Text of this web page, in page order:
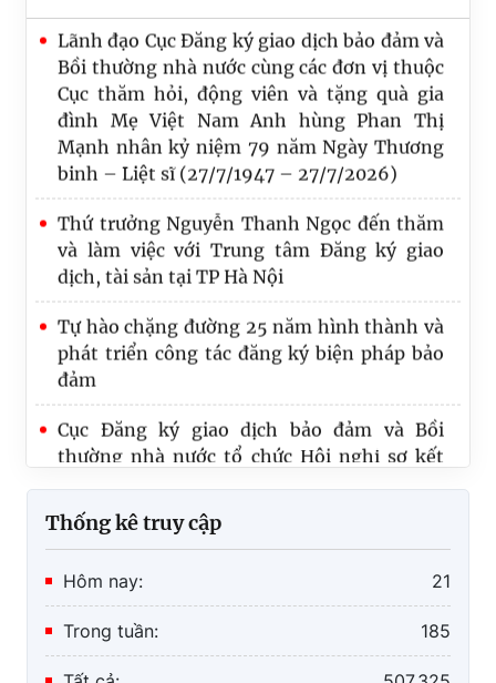
Quốc hội thảo luận ở tổ về dự án Luật sửa
đổi, bổ sung một số điều của Luật Trách
nhiệm bồi thường của Nhà nước
Đoàn kiểm tra của Bộ Tư pháp làm việc tại
Hưng Yên về công tác đăng ký biện pháp
bảo đảm và bồi thường nhà nước
Chi bộ Trung tâm Đăng ký giao dịch, tài sản
tại TP. Hồ Chí Minh được Ban Thường vụ
Đảng ủy Chính phủ tặng Bằng khen
Tập huấn pháp luật về bảo đảm thực hiện
nghĩa vụ, đăng ký biện pháp bảo đảm bằng
động sản
Lãnh đạo Cục Đăng ký giao dịch bảo đảm và
Cục thăm hỏi, động viên và tặng quà gia
đình Mẹ Việt Nam Anh hùng Phan Thị
binh – Liệt sĩ (27/7/1947 – 27/7/2026)
Thứ trưởng Nguyễn Thanh Ngọc đến thăm
Thống kê truy cập
Hôm nay: 21
Trong tuần: 185